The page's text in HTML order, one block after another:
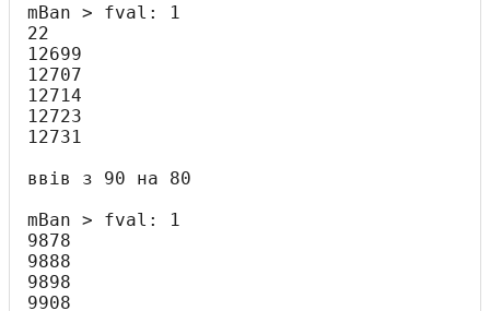
mBan > fval: 1
22
12699
12707
12714
12723
12731
ввів з 90 на 80
mBan > fval: 1
9878
9888
9898
9908